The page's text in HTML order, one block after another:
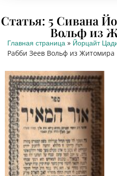
Статья: 5 Сивана
Вольф из
Главная страница » Йорцайт
Рабби Зеев Вольф из Житомира